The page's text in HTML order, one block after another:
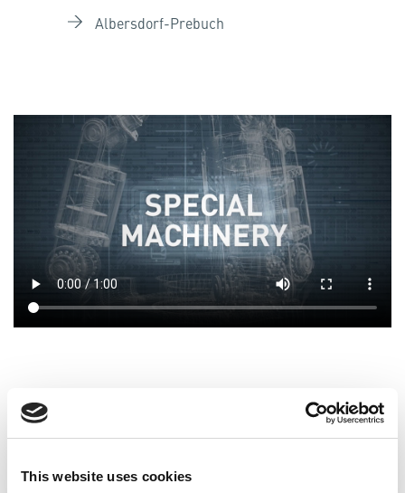
This website uses cookies
Albersdorf-Prebuch
Arbeiten bei VESCON.
Herausforderungen und jede Menge
Extras.